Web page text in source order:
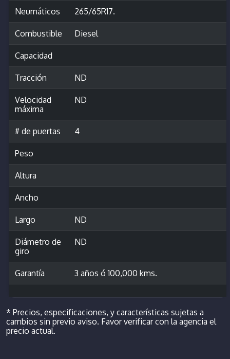
Neumáticos 265/65R17.
Combustible Diesel
Capacidad
Tracción ND
Velocidad
máxima
ND
# de puertas 4
Peso
Altura
Ancho
Largo ND
Diámetro de
giro
ND
Garantía 3 años ó 100,000 kms.
* Precios, especificaciones, y características sujetas a
cambios sin previo aviso. Favor verificar con la agencia el
precio actual.